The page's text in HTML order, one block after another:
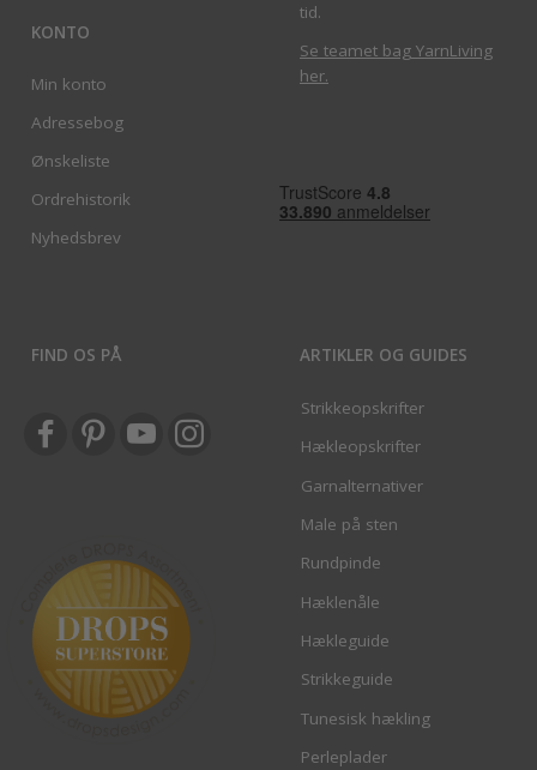
KONTO
Min konto
Adressebog
Ønskeliste
Ordrehistorik
Nyhedsbrev
tid.
Se teamet bag YarnLiving
her.
FIND OS PÅ ARTIKLER OG GUIDES
Strikkeopskrifter
Hækleopskrifter
Garnalternativer
Male på sten
Rundpinde
Hæklenåle
Hækleguide
Strikkeguide
Tunesisk hækling
Perleplader